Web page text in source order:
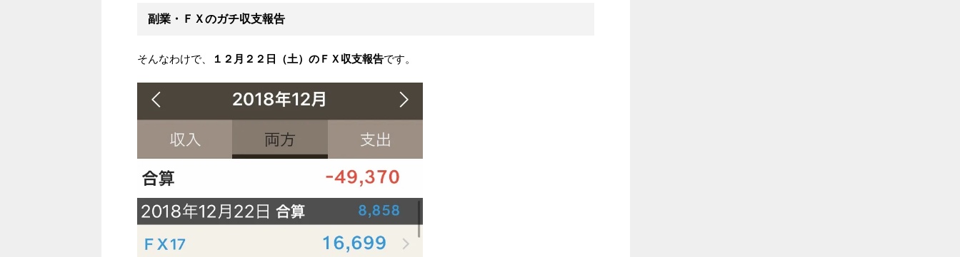
副業・ＦＸのガチ収支報告
そんなわけで、 １２月２２日（土）のＦＸ収支報告です。